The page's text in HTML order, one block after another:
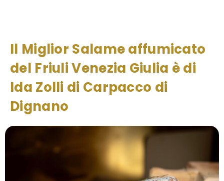
Il Miglior Salame affumicato
del Friuli Venezia Giulia è di
Ida Zolli di Carpacco di
Dignano